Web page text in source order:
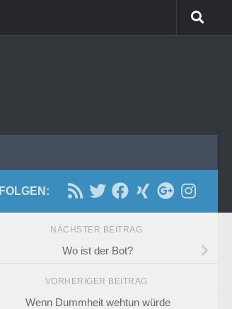
FOLGEN:
NÄCHSTER BEITRAG
Wo ist der Bot?
VORHERIGER BEITRAG
Wenn Dummheit wehtun würde